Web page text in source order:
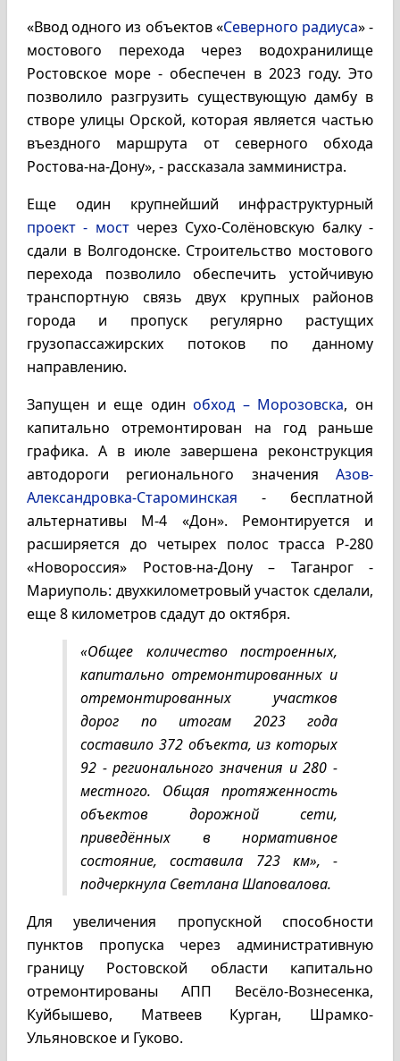
«Ввод одного из объектов «Северного радиуса» -
мостового перехода через водохранилище
Ростовское море - обеспечен в 2023 году. Это
позволило разгрузить существующую дамбу в
створе улицы Орской, которая является частью
въездного маршрута от северного обхода
Ростова-на-Дону», - рассказала замминистра.
Еще один крупнейший инфраструктурный
проект - мостчерез Сухо-Солёновскую балку -
сдали в Волгодонске. Строительство мостового
перехода позволило обеспечить устойчивую
транспортную связь двух крупных районов
города и пропуск регулярно растущих
грузопассажирских потоков по данному
направлению.
Запущен и еще одинобход – Морозовска, он
капитально отремонтирован на год раньше
графика. А в июле завершена реконструкция
автодороги регионального значения Азов-
Александровка-Староминская - бесплатной
альтернативы М-4 «Дон». Ремонтируется и
расширяется до четырех полос трасса Р-280
«Новороссия» Ростов-на-Дону – Таганрог -
Мариуполь: двухкилометровый участок сделали,
еще 8 километров сдадут до октября.
«Общее количество построенных,
капитально отремонтированных и
отремонтированных участков
дорог по итогам 2023 года
составило 372 объекта, из которых
92 - регионального значения и 280 -
местного. Общая протяженность
объектов дорожной сети,
приведённых в нормативное
состояние, составила 723 км», -
подчеркнула Светлана Шаповалова.
Для увеличения пропускной способности
пунктов пропуска через административную
границу Ростовской области капитально
отремонтированы АПП Весёло-Вознесенка,
Куйбышево, Матвеев Курган, Шрамко-
Ульяновское и Гуково.